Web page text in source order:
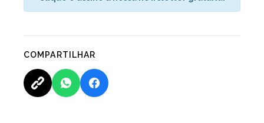
COMPARTILHAR